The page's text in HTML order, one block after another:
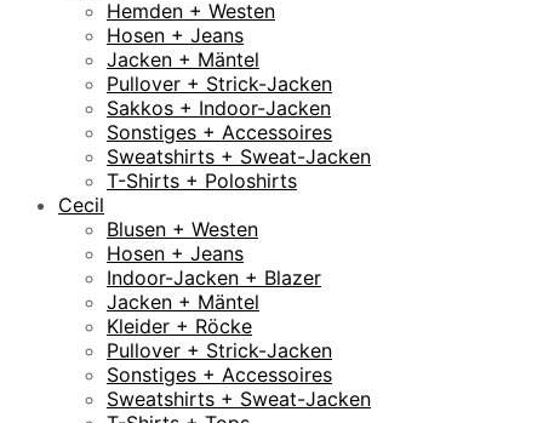
Hemden + Westen
Hosen + Jeans
Jacken + Mäntel
Pullover + Strick-Jacken
Sakkos + Indoor-Jacken
Sonstiges + Accessoires
Sweatshirts + Sweat-Jacken
T-Shirts + Poloshirts
Cecil
Blusen + Westen
Hosen + Jeans
Indoor-Jacken + Blazer
Jacken + Mäntel
Kleider + Röcke
Pullover + Strick-Jacken
Sonstiges + Accessoires
Sweatshirts + Sweat-Jacken